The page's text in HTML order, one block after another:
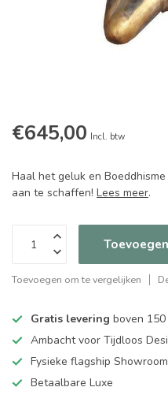
€645,00 Incl. btw
Haal het geluk en
aan te schaffen! Lees meer.
Toevoegen om te vergelijken
Gratis levering boven 150
Ambacht voor Tijdloos
Fysieke flagship
Betaalbare Luxe